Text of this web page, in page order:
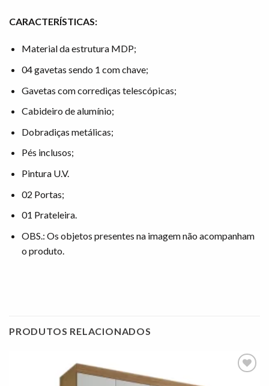
CARACTERÍSTICAS:
Material da estrutura MDP;
04 gavetas sendo 1 com chave;
Gavetas com corrediças telescópicas;
Cabideiro de alumínio;
Dobradiças metálicas;
Pés inclusos;
Pintura U.V.
02 Portas;
01 Prateleira.
OBS.: Os objetos presentes na imagem não acompanham
o produto.
PRODUTOS RELACIONADOS